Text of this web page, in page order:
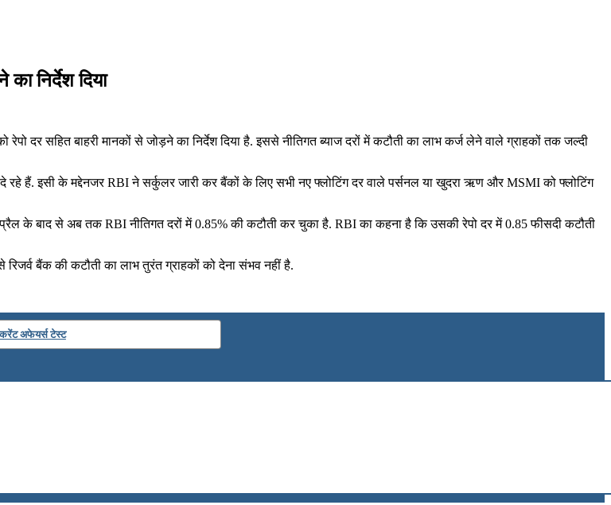
निर्देश दिया
दर सहित बाहरी मानकों से जोड़ने का निर्देश दिया है. इससे नीतिगत ब्याज दरों में कटौती का लाभ कर्ज लेने वाले ग्राहकों तक जल्दी
हैं. इसी के मद्देनजर RBI ने सर्कुलर जारी कर बैंकों के लिए सभी नए फ्लोटिंग दर वाले पर्सनल या खुदरा ऋण और MSMI को फ्लोटिंग
के बाद से अब तक RBI नीतिगत दरों में 0.85% की कटौती कर चुका है. RBI का कहना है कि उसकी रेपो दर में 0.85 फीसदी कटौती
बैंक की कटौती का लाभ तुरंत ग्राहकों को देना संभव नहीं है.
अफेयर्स टेस्ट